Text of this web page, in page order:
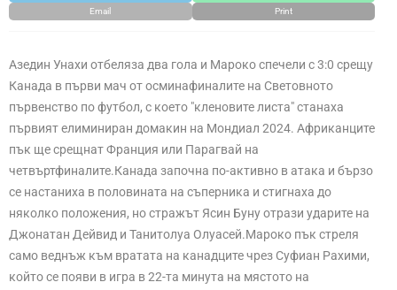
Email
Print
Азедин Унахи отбеляза два гола и Мароко спечели с 3:0 срещу
Канада в първи мач от осминафиналите на Световното
първенство по футбол, с което "кленовите листа" станаха
първият елиминиран домакин на Мондиал 2024. Африканците
пък ще срещнат Франция или Парагвай на
четвъртфиналите.Канада започна по-активно в атака и бързо
се настаниха в половината на съперника и стигнаха до
няколко положения, но стражът Ясин Буну отрази ударите на
Джонатан Дейвид и Танитолуа Олуасей.Мароко пък стреля
само веднъж към вратата на канадците чрез Суфиан Рахими,
който се появи в игра в 22-та минута на мястото на